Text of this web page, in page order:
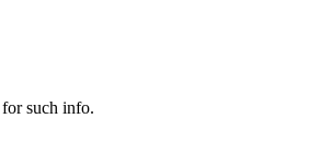
such info.